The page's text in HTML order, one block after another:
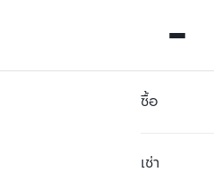
ซื้อ
เช่า